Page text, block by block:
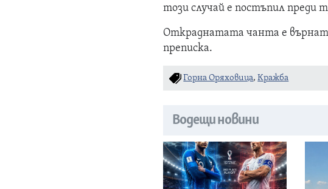
този случай е постъпил преди
Откраднатата чанта е
преписка.
Горна Оряховица,Кражба
Водещи новини